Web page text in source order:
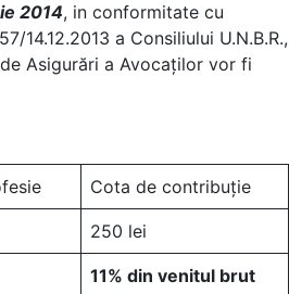
2014, in conformitate cu
14.12.2013 a Consiliului U.N.B.R.,
Asigurări a Avocaţilor vor fi
Cota de contribuţie
250 lei
11% din venitul brut